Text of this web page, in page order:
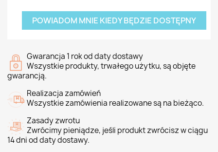
POWIADOM MNIE KIEDY BĘDZIE DOSTĘPNY
Gwarancja 1 rok od daty dostawy
Wszystkie produkty, trwałego użytku, są objęte
gwarancją.
Realizacja zamówień
Wszystkie zamówienia realizowane są na bieżąco.
Zasady zwrotu
Zwrócimy pieniądze, jeśli produkt zwrócisz w ciągu
14 dni od daty dostawy.